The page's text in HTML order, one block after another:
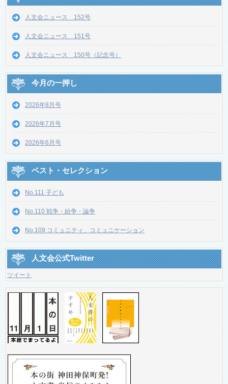
人文会ニュース 152号
人文会ニュース 151号
人文会ニュース 150号（記念号）
今月の一押し
2026年8月号
2026年7月号
2026年6月号
ベスト・セレクション
No.111 子ども
No.110 戦争・紛争・論争
No.109 コミュニティ、コミュニケーション
人文会公式Twitter
ツイート